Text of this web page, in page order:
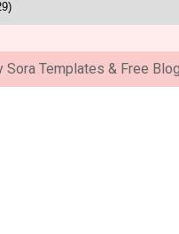
Sora Templates & Free